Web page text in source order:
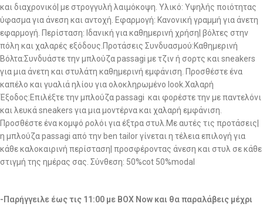
και διαχρονικό| με στρογγυλή λαιμόκοψη. Υλικό: Υψηλής ποιότητας
ύφασμα για άνεση και αντοχή. Εφαρμογή: Κανονική γραμμή για άνετη
εφαρμογή. Περίσταση: Ιδανική για καθημερινή χρήση| βόλτες στην
πόλη και χαλαρές εξόδους.Προτάσεις Συνδυασμού:Καθημερινή
Βόλτα:Συνδυάστε την μπλούζα passagi με τζιν ή σορτς και sneakers
για μια άνετη και στυλάτη καθημερινή εμφάνιση. Προσθέστε ένα
καπέλο και γυαλιά ηλίου για ολοκληρωμένο look.Χαλαρή
Έξοδος:Επιλέξτε την μπλούζα passagi και φορέστε την με παντελόνι
και λευκά sneakers για μια μοντέρνα και χαλαρή εμφάνιση.
Προσθέστε ένα κομψό ρολόι για έξτρα στυλ.Με αυτές τις προτάσεις|
η μπλούζα passagi από την ben tailor γίνεται η τέλεια επιλογή για
κάθε καλοκαιρινή περίσταση| προσφέροντας άνεση και στυλ σε κάθε
στιγμή της ημέρας σας. Σύνθεση: 50%cot 50%modal
-Παρήγγειλε έως τις 11:00 με BOX Now και θα παραλάβεις μέχρι